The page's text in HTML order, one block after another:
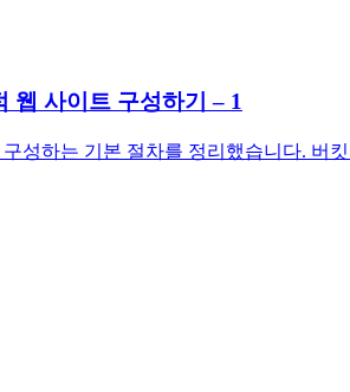
웹 사이트 구성하기 – 1
구성하는 기본 절차를 정리했습니다.